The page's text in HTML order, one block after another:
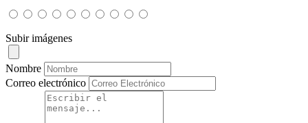
Subir imágenes
Nombre
Correo electrónico